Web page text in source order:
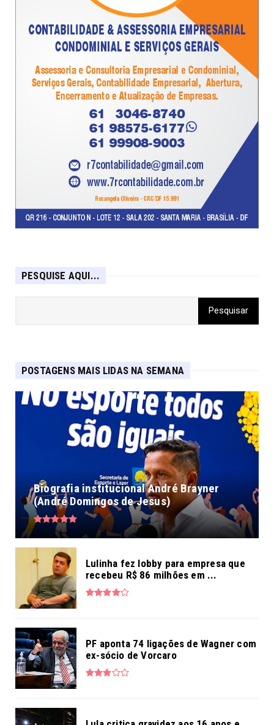
PESQUISE AQUI...
POSTAGENS MAIS LIDAS NA SEMANA
Biografia institucional André Brayner
(André Domingos de Jesus)
Lulinha fez lobby para empresa que
recebeu R$ 86 milhões em ...
PF aponta 74 ligações de Wagner com
ex-sócio de Vorcaro